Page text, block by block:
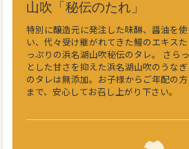
山吹「秘伝のたれ」
特別に醸造元に発注した味醂、醤油を使
い、代々受け継がれてきた鰻のエキスた
っぷりの浜名湖山吹秘伝のタレ。 さらっ
とした甘さを抑えた浜名湖山吹のうなぎ
のタレは無添加。お子様からご年配の方
まで、安心してお召し上がり下さい。